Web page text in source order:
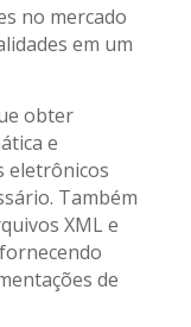
no mercado
em um
obter
e
eletrônicos
Também
XML e
de